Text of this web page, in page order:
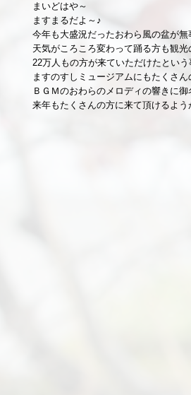
まいどはや～
ますまるだよ～♪
今年も大盛況だったおわら風の盆が無
天気がころころ変わって踊る方も観光
22万人もの方が来ていただけたとい
ますのすしミュージアムにもたくさん
ＢＧＭのおわらのメロディの響きに御
来年もたくさんの方に来て頂けるよう